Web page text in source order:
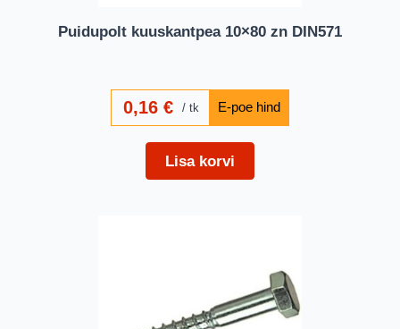
Puidupolt kuuskantpea 10×80 zn DIN571
0,16€ tk
Lisa korvi